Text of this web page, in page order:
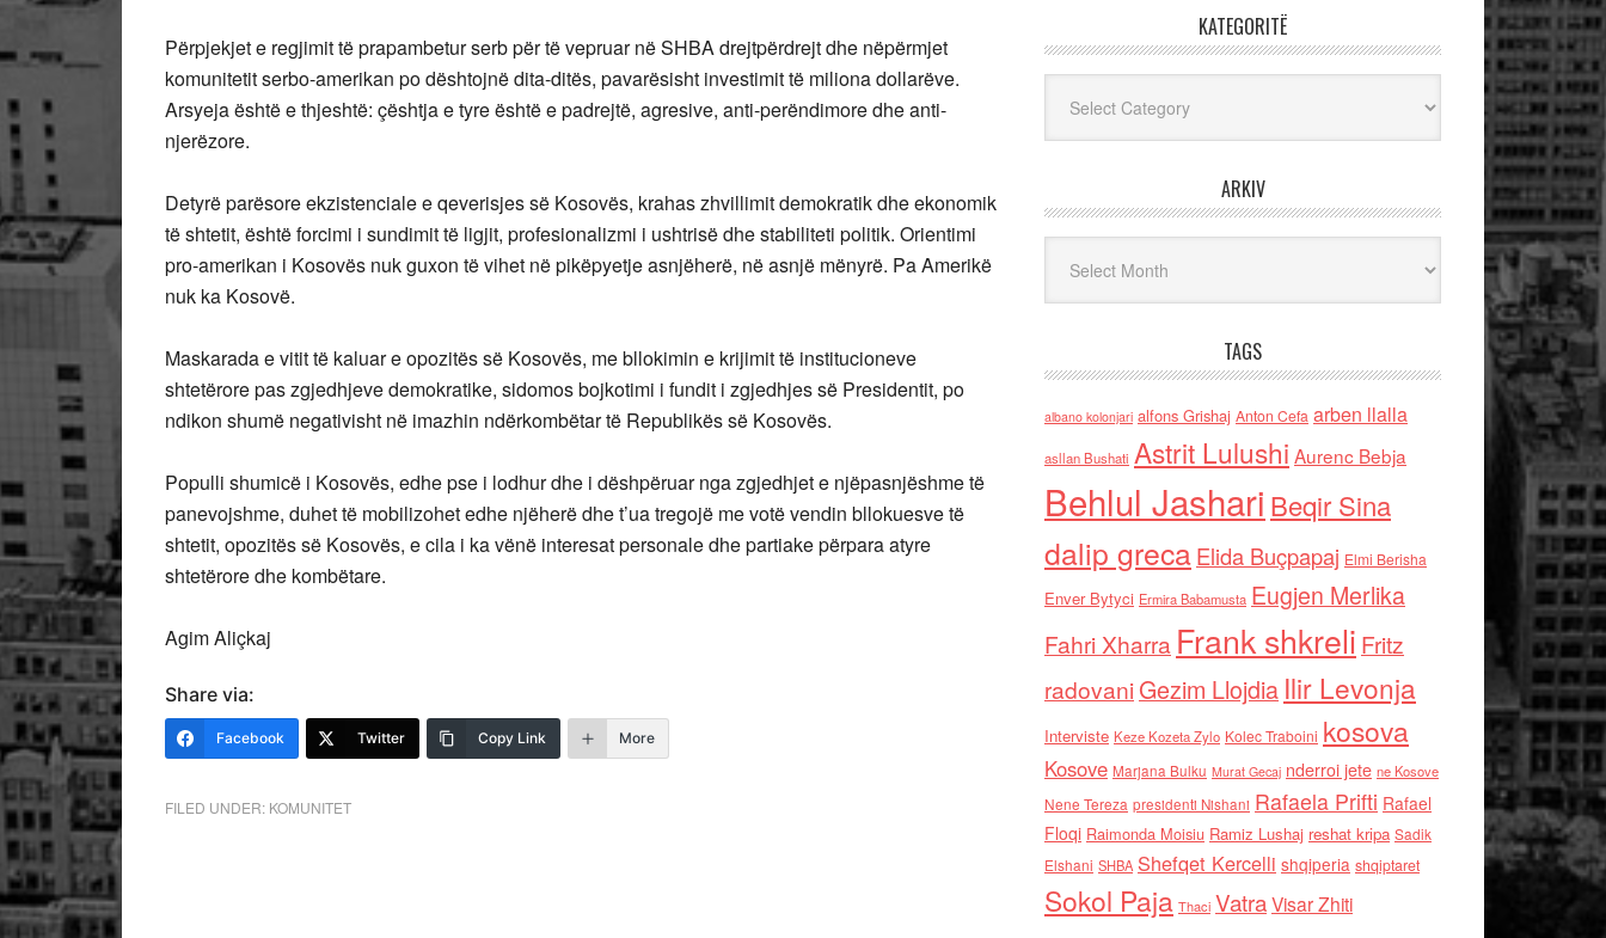
Përpjekjet e regjimit të prapambetur serb për të vepruar në SHBA drejtpërdrejt dhe nëpërmjet
komunitetit serbo-amerikan po dështojnë dita-ditës, pavarësisht investimit të miliona dollarëve.
Arsyeja është e thjeshtë: çështja e tyre është e padrejtë, agresive, anti-perëndimore dhe anti-
njerëzore.
Detyrë parësore ekzistenciale e qeverisjes së Kosovës, krahas zhvillimit demokratik dhe ekonomik
të shtetit, është forcimi i sundimit të ligjit, profesionalizmi i ushtrisë dhe stabiliteti politik. Orientimi
pro-amerikan i Kosovës nuk guxon të vihet në pikëpyetje asnjëherë, në asnjë mënyrë. Pa Amerikë
nuk ka Kosovë.
Maskarada e vitit të kaluar e opozitës së Kosovës, me bllokimin e krijimit të institucioneve
shtetërore pas zgjedhjeve demokratike, sidomos bojkotimi i fundit i zgjedhjes së Presidentit, po
ndikon shumë negativisht në imazhin ndërkombëtar të Republikës së Kosovës.
Populli shumicë i Kosovës, edhe pse i lodhur dhe i dëshpëruar nga zgjedhjet e njëpasnjëshme të
panevojshme, duhet të mobilizohet edhe njëherë dhe t’ua tregojë me votë vendin bllokuesve të
shtetit, opozitës së Kosovës, e cila i ka vënë interesat personale dhe partiake përpara atyre
shtetërore dhe kombëtare.
Agim Aliçkaj
Share via:
Facebook Twitter Copy Link More
FILED UNDER: KOMUNITET
KATEGORITË
ARKIV
TAGS
albano kolonjari alfons Grishaj Anton Cefa arben llalla
asllan Bushati Astrit Lulushi Aurenc Bebja
Behlul Jashari Beqir Sina
dalip grecaElida Buçpapaj Elmi Berisha
Enver Bytyci Ermira Babamusta Eugjen Merlika
Fahri Xharra Frank shkreli Fritz
radovaniGezim Llojdia Ilir Levonja
Interviste Keze Kozeta Zylo Kolec Traboini kosova
Kosove Marjana Bulku Murat Gecaj nderroi jete ne Kosove
Nene Tereza presidenti Nishani Rafaela Prifti Rafael
Floqi Raimonda Moisiu Ramiz Lushaj reshat kripa Sadik
Elshani SHBA Shefqet Kercelli shqiperia shqiptaret
Sokol Paja Thaci VatraVisar Zhiti